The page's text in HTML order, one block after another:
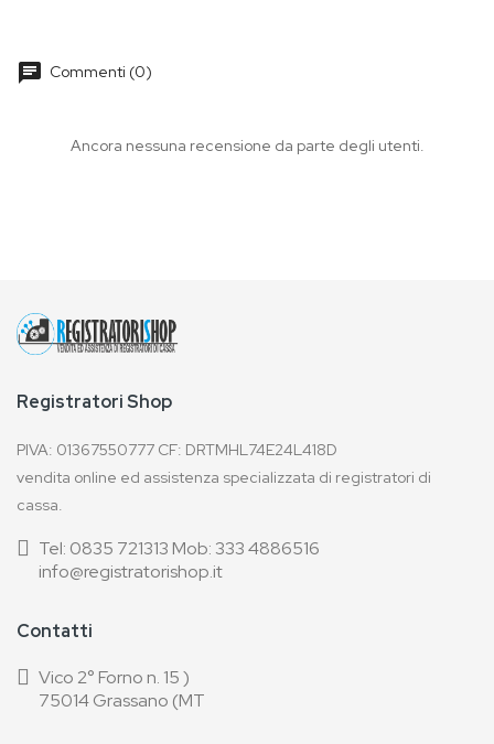
chat Commenti (0)
Ancora nessuna recensione da parte degli utenti.
Registratori Shop
PIVA: 01367550777 CF: DRTMHL74E24L418D
vendita online ed assistenza specializzata di registratori di
cassa.
Tel: 0835 721313 Mob: 333 4886516
info@registratorishop.it
Contatti
Vico 2° Forno n. 15 )
75014 Grassano (MT